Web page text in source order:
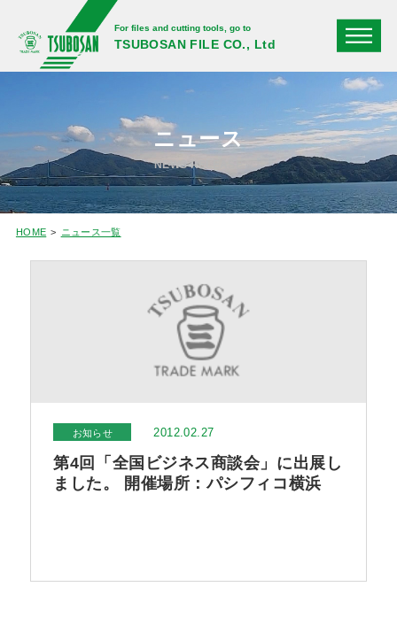
For files and cutting tools, go to
TSUBOSAN FILE CO., Ltd
ニュース
NEWS RELEASE
HOME ニュース一覧
お知らせ 2012.02.27
第4回「全国ビジネス商談会」に出展し
ました。 開催場所：パシフィコ横浜